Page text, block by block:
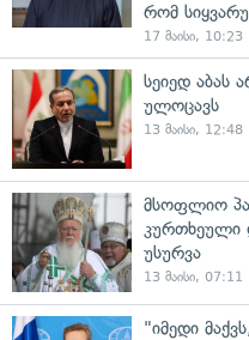
რომ
17 მაისი, 10:23
სეიედ აბას
ულოცავს
13 მაისი, 12:48
მსოფლიო
კურთხეული
უსურვა
13 მაისი, 07:11
"იმედი